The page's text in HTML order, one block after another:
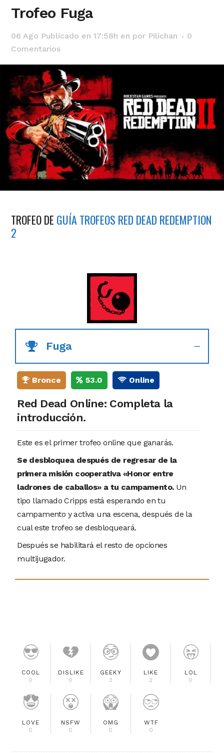
Trofeo Fuga
06 Ago Publicado en 17:58h en por Pilichan
0
Comentarios
TROFEO DE GUÍA TROFEOS RED DEAD REDEMPTION
2
Fuga
Bronce 53.0 Online
Red Dead Online: Completa la
introducción.
Este es el primer trofeo online que ganarás.
Se desbloquea después de regresar de la
primera misión cooperativa «Honor entre
ladrones de caballos» a tu campamento.Un
tipo llamado Cripps está esperando en tu
campamento y activa una escena, después de la
cual este trofeo se desbloqueará.
Después se habilitará el resto de opciones
multijugador.
COOL
0
DISLIKE
0
GEEKY
3
LIKE
2
LOL
0
LOVE
0
NSFW
0
OMG
0
WTF
0